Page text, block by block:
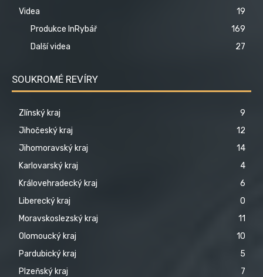
Videa
19
Produkce InRybář
169
Další videa
27
SOUKROMÉ REVÍRY
Zlínský kraj
9
Jihočeský kraj
12
Jihomoravský kraj
14
Karlovarský kraj
4
Královehradecký kraj
6
Liberecký kraj
0
Moravskoslezský kraj
11
Olomoucký kraj
10
Pardubický kraj
5
Plzeňský kraj
7